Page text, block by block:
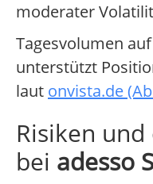
moderater
Tagesvolumen
unterstützt
laut onvista.de
Risiken
bei adesso